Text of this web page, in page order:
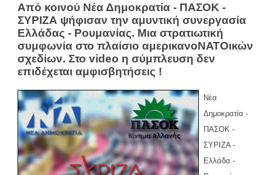
Από κοινού Νέα Δημοκρατία - ΠΑΣΟΚ -
ΣΥΡΙΖΑ ψήφισαν την αμυντική συνεργασία
Ελλάδας - Ρουμανίας. Μια στρατιωτική
συμφωνία στο πλαίσιο αμερικανοΝΑΤΟικών
σχεδίων. Στο video η σύμπλευση δεν
επιδέχεται αμφισβητήσεις !
Νέα
Δημοκρατία -
ΠΑΣΟΚ -
ΣΥΡΙΖΑ -
Ελλάδα -